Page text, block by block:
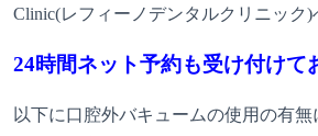
Clinic(レフィーノデンタルクリニック)
24時間ネット予約も受け付けて
以下に口腔外バキュームの使用の有